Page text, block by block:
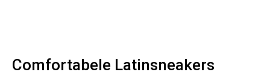
Comfortabele Latinsneakers